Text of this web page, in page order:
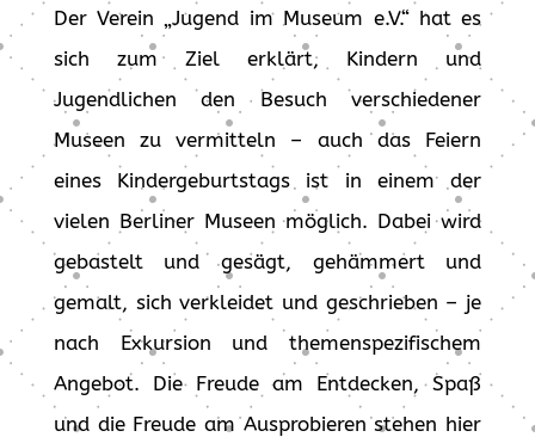
Der Verein „Jugend im Museum e.V.“ hat es
sich zum Ziel erklärt, Kindern und
Jugendlichen den Besuch verschiedener
Museen zu vermitteln – auch das Feiern
eines Kindergeburtstags ist in einem der
vielen Berliner Museen möglich. Dabei wird
gebastelt und gesägt, gehämmert und
gemalt, sich verkleidet und geschrieben – je
nach Exkursion und themenspezifischem
Angebot. Die Freude am Entdecken, Spaß
und die Freude am Ausprobieren stehen hier